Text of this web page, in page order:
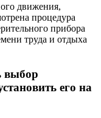
движения,
процедура
прибора
труда и отдыха
выбор
его на